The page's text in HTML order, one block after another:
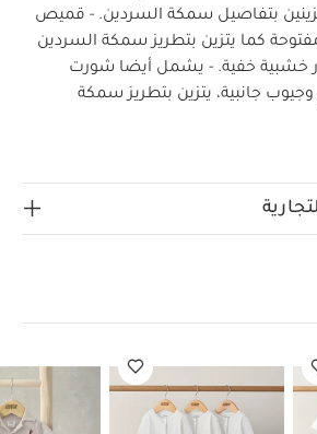
بتفاصيل سمكة السردين. - قميص
كما يتزين بتطريز سمكة السردين
خشبية خفية. - يشمل أيضا شورت
جانبية، يتزين بتطريز سمكة
وشورت.
في غاية الروعة بارتداء هذا الطقم
الأمام، ويغلق بأزرار خشبية خفية. -
بخصر مطاطي وجيوب جانبية، يتزين
تعليمات العناية والإرشادات:
لا يُستخدم المُبيض
درجة حرارة منخفضة